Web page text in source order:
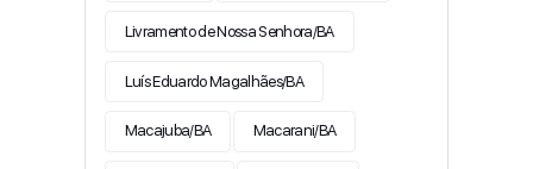
Livramento de Nossa Senhora/BA
Luís Eduardo Magalhães/BA
Macajuba/BA Macarani/BA